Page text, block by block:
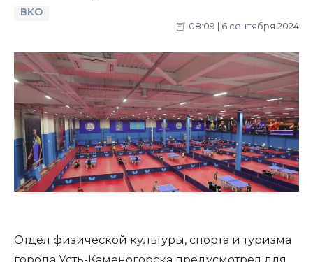
ВКО
08:09 | 6 сентября 2024
Отдел физической культуры, спорта и туризма